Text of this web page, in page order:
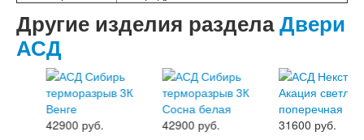
ПЭТ Верда
Коллекция дверей Альтекс
Экошпон Верда
Коллекция дверей Лофт
Коллекция дверей Некст
Коллекция дверей Техно
Эмаль Верда
Другие изделия разделаДвери
АСД
42900 руб. 42900 руб. 31600 руб.